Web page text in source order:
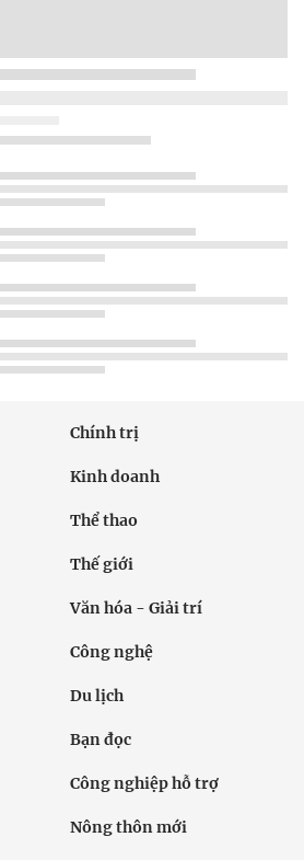
Chính trị
Kinh doanh
Thể thao
Thế giới
Văn hóa - Giải trí
Công nghệ
Du lịch
Bạn đọc
Công nghiệp hỗ trợ
Nông thôn mới